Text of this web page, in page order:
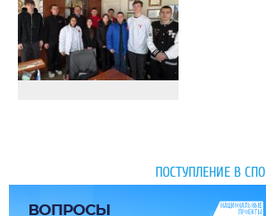
ПОСТУПЛЕНИЕ В СПО